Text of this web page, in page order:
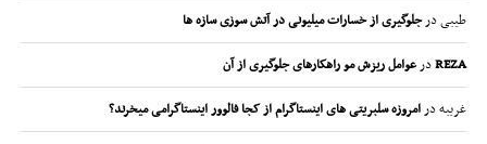
طیبیدرجلوگیری از خسارات میلیونی در آتش سوزی سازه ها
REZAدرعوامل ریزش مو راهکارهای جلوگیری از آن
غریبهدرامروزه سلبریتی های اینستاگرام از کجا فالوور اینستاگرامی میخرند؟